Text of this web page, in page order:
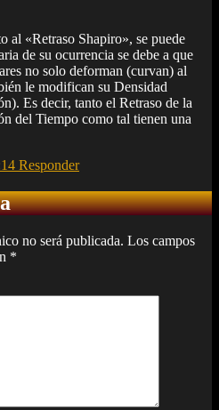
al «Retraso Shapiro», se puede
de su ocurrencia se debe a que
no solo deforman (curvan) al
le modifican su Densidad
Es decir, tanto el Retraso de la
del Tiempo como tal tienen una
Responder
no será publicada. Los campos
*